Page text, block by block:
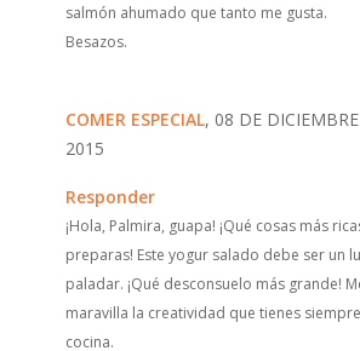
salmón ahumado que tanto me gusta.
Besazos.
COMER ESPECIAL, 08 DE
2015
Responder
¡Hola, Palmira, guapa! ¡Qué cosas más
preparas! Este yogur salado debe ser un
paladar. ¡Qué desconsuelo más grande!
maravilla la creatividad que tienes
cocina.